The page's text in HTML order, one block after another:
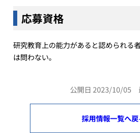
応募資格
研究教育上の能力があると認められる
は問わない。
公開日 2023/10/05
採用情報一覧へ戻